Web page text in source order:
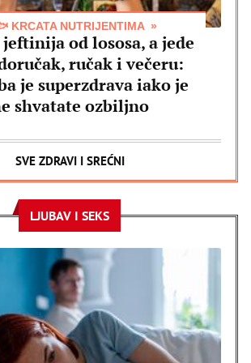
KRCATA NUTRIJENTIMA
od lososa, a jede
ručak i večeru:
je superzdrava iako je
shvatate ozbiljno
SVE ZDRAVI I SREĆNI
LJUBAV I SEKS